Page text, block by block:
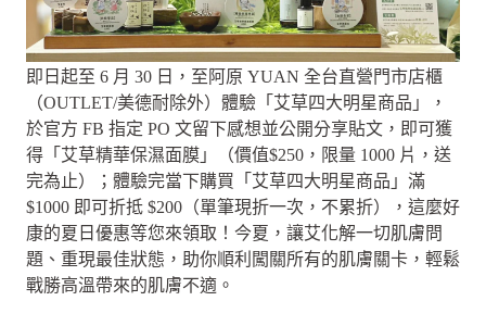
即日起至 6 月 30 日，至阿原 YUAN 全台直營門市店櫃
（OUTLET/美德耐除外）體驗「艾草四大明星商品」，
於官方 FB 指定 PO 文留下感想並公開分享貼文，即可獲
得「艾草精華保濕面膜」（價值$250，限量 1000 片，送
完為止）；體驗完當下購買「艾草四大明星商品」滿
$1000 即可折抵 $200（單筆現折一次，不累折），這麼好
康的夏日優惠等您來領取！今夏，讓艾化解一切肌膚問
題、重現最佳狀態，助你順利闖關所有的肌膚關卡，輕鬆
戰勝高溫帶來的肌膚不適。